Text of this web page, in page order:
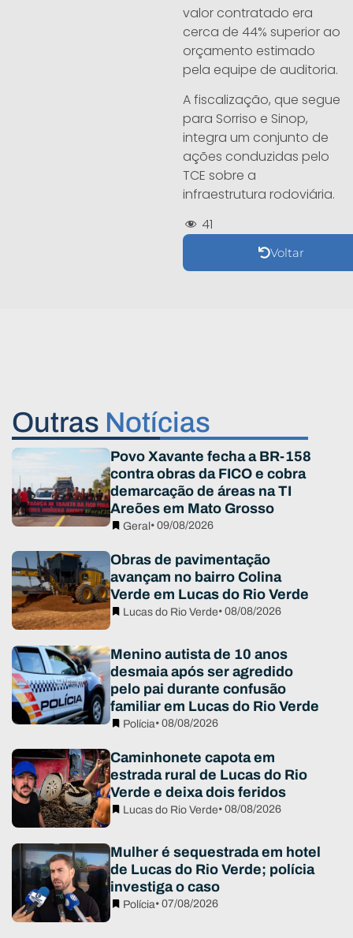
valor contratado era
cerca de 44% superior ao
orçamento estimado
pela equipe de auditoria.
A fiscalização, que segue
para Sorriso e Sinop,
integra um conjunto de
ações conduzidas pelo
TCE sobre a
infraestrutura rodoviária.
41
Voltar
Outras Notícias
Povo Xavante fecha a BR-158
contra obras da FICO e cobra
demarcação de áreas na TI
Areões em Mato Grosso
Geral • 09/08/2026
Obras de pavimentação
avançam no bairro Colina
Verde em Lucas do Rio Verde
Lucas do Rio Verde• 08/08/2026
Menino autista de 10 anos
desmaia após ser agredido
pelo pai durante confusão
familiar em Lucas do Rio Verde
Polícia• 08/08/2026
Caminhonete capota em
estrada rural de Lucas do Rio
Verde e deixa dois feridos
Lucas do Rio Verde• 08/08/2026
Mulher é sequestrada em hotel
de Lucas do Rio Verde; polícia
investiga o caso
Polícia• 07/08/2026